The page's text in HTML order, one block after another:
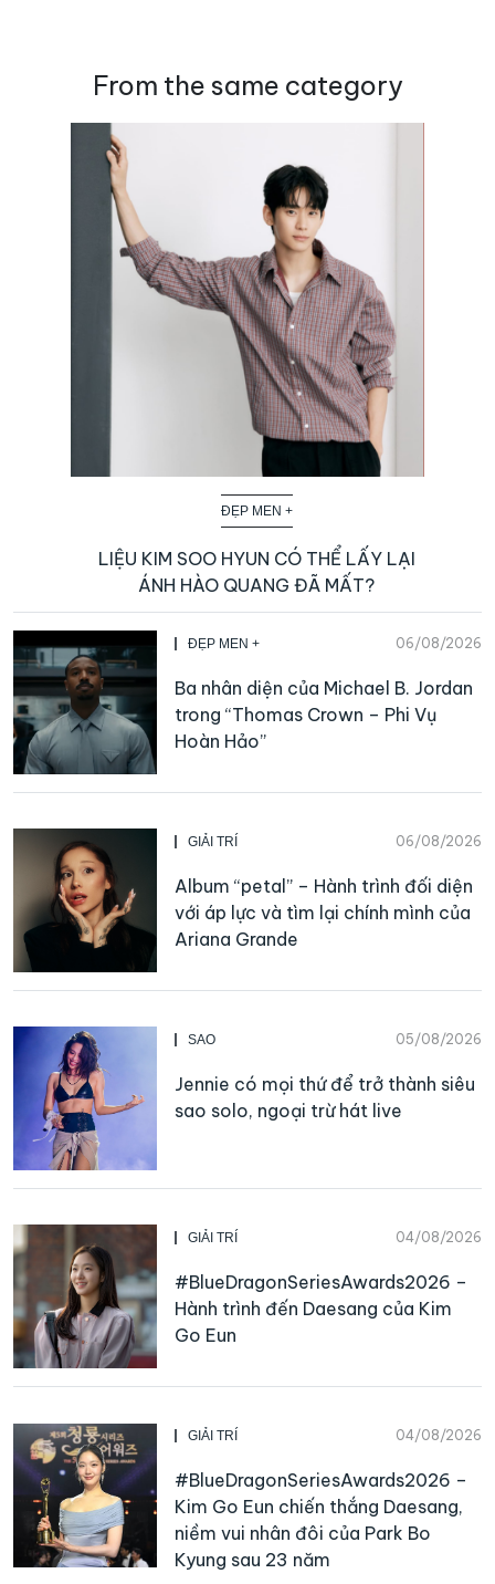
From the same category
ĐẸP MEN +
LIỆU KIM SOO HYUN CÓ THỂ LẤY LẠI
ÁNH HÀO QUANG ĐÃ MẤT?
ĐẸP MEN + 06/08/2026
Ba nhân diện của Michael B. Jordan
trong “Thomas Crown – Phi Vụ
Hoàn Hảo”
GIẢI TRÍ 06/08/2026
Album “petal” – Hành trình đối diện
với áp lực và tìm lại chính mình của
Ariana Grande
SAO 05/08/2026
Jennie có mọi thứ để trở thành siêu
sao solo, ngoại trừ hát live
GIẢI TRÍ 04/08/2026
#BlueDragonSeriesAwards2026 –
Hành trình đến Daesang của Kim
Go Eun
GIẢI TRÍ 04/08/2026
#BlueDragonSeriesAwards2026 –
Kim Go Eun chiến thắng Daesang,
niềm vui nhân đôi của Park Bo
Kyung sau 23 năm